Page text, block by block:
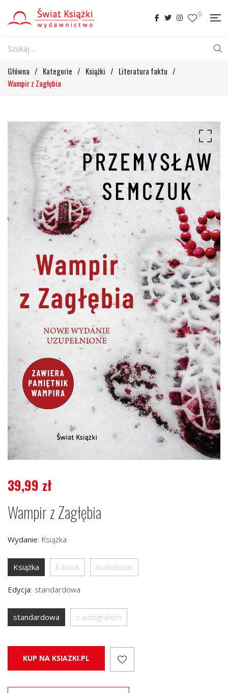
0
Główna / Kategorie / Książki / Literatura faktu /
Wampir z Zagłębia
39,99 zł
Wampir z Zagłębia
Wydanie: Książka
Książka E-book Audiobook
Edycja: standardowa
standardowa z autografem
KUP NA KSIAZKI.PL